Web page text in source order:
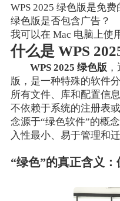
WPS 2025 绿色版是免费
绿色版是否包含广告？
我可以在 Mac 电脑上使
什么是 WPS
WPS 2025 绿色版
版，是一种特殊的软件
所有文件、库和配置信
不依赖于系统的注册表
念源于“绿色软件”的概
入性最小、易于管理和
“绿色”的真正含义